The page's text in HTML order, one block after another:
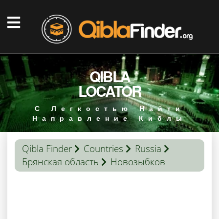
QIBLA
LOCATOR
С Легкостью Найти
Направление Киблы
Qibla Finder Countries
Russia
Брянская область
Новозыбков